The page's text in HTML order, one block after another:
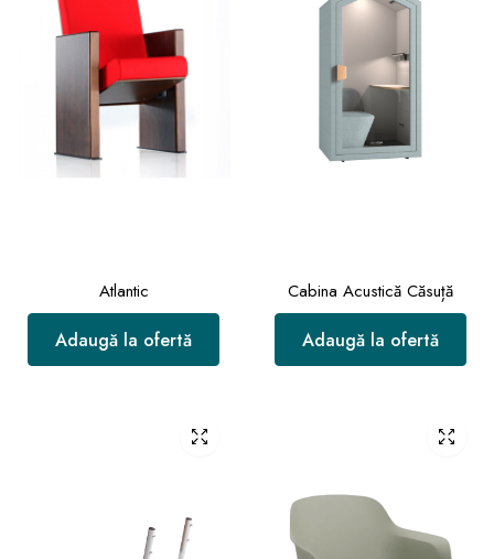
Atlantic
Adaugă la ofertă
Cabina Acustică Căsuță
Adaugă la ofertă